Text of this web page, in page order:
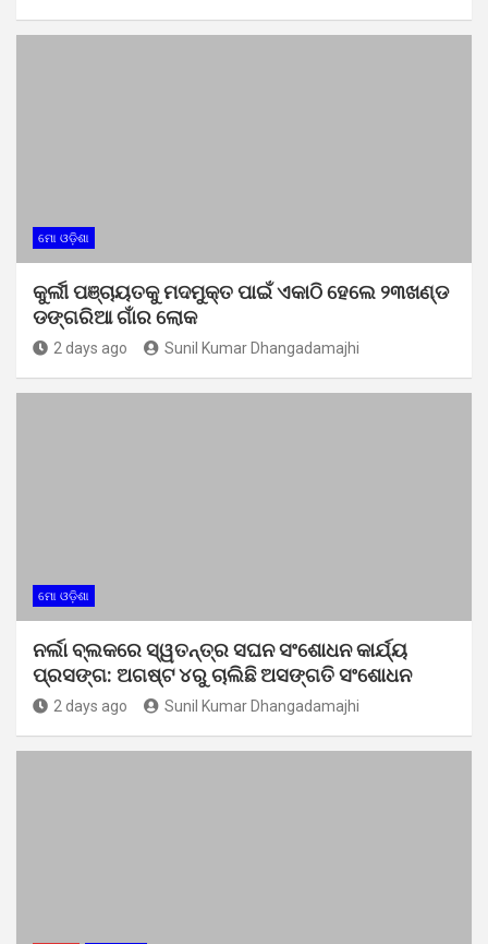
ମୋ ଓଡ଼ିଶା
କୁର୍ଲୀ ପଞ୍ଚାୟତକୁ ମଦମୁକ୍ତ ପାଇଁ ଏକାଠି ହେଲେ ୨୩ଖଣ୍ଡ
ଡଙ୍ଗରିଆ ଗାଁର ଲୋକ
2 days ago Sunil Kumar Dhangadamajhi
ମୋ ଓଡ଼ିଶା
ନର୍ଲା ବ୍ଲକରେ ସ୍ୱତନ୍ତ୍ର ସଘନ ସଂଶୋଧନ କାର୍ଯ୍ୟ
ପ୍ରସଙ୍ଗ: ଅଗଷ୍ଟ ୪ରୁ ଚାଲିଛି ଅସଙ୍ଗତି ସଂଶୋଧନ
2 days ago Sunil Kumar Dhangadamajhi